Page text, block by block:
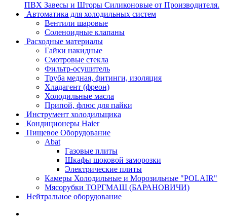
ПВХ Завесы и Шторы Силиконовые от Производителя.
Автоматика для холодильных систем
Вентили шаровые
Соленоидные клапаны
Расходные материалы
Гайки накидные
Смотровые стекла
Фильтр-осушитель
Труба медная, фитинги, изоляция
Хладагент (фреон)
Холодильные масла
Припой, флюс для пайки
Инструмент холодильщика
Кондиционеры Haier
Пищевое Оборудование
Abat
Газовые плиты
Шкафы шоковой заморозки
Электрические плиты
Камеры Холодильные и Морозильные "POLAIR"
Мясорубки ТОРГМАШ (БАРАНОВИЧИ)
Нейтральное оборудование